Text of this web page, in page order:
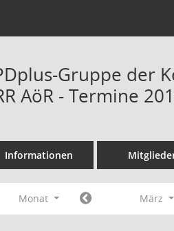
Gruppe der
AöR - Termine
Informationen
Monat März